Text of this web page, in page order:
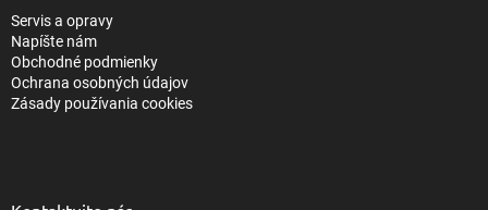
Servis a opravy
Napíšte nám
Obchodné podmienky
Ochrana osobných údajov
Zásady používania cookies